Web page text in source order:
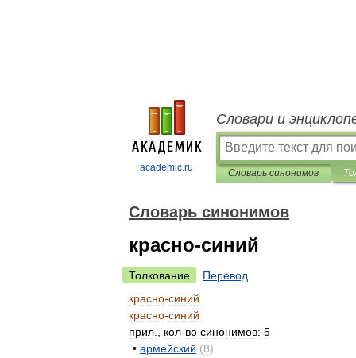
academic.ru
Словари и
Словарь синонимов
Словарь синонимов
красно-синий
Толкование
Перевод
красно-синий
красно-синий
прил
кол-во синонимов: 5
• армейский (8)